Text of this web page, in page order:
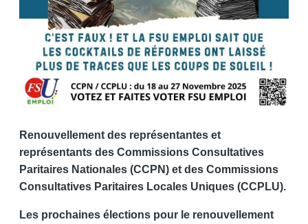
Renouvellement des représentantes et
représentants des Commissions Consultatives
Paritaires Nationales (CCPN) et des Commissions
Consultatives Paritaires Locales Uniques (CCPLU).
Les prochaines élections pour le renouvellement